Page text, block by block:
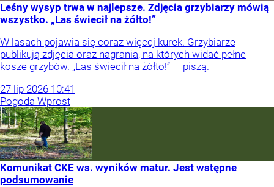
Leśny wysyp trwa w najlepsze. Zdjęcia grzybiarzy mówią
wszystko. „Las świecił na żółto!”
W lasach pojawia się coraz więcej kurek. Grzybiarze
publikują zdjęcia oraz nagrania, na których widać pełne
kosze grzybów. „Las świecił na żółto!” — piszą.
27 lip 2026 10:41
Pogoda Wprost
Komunikat CKE ws. wyników matur. Jest wstępne
podsumowanie